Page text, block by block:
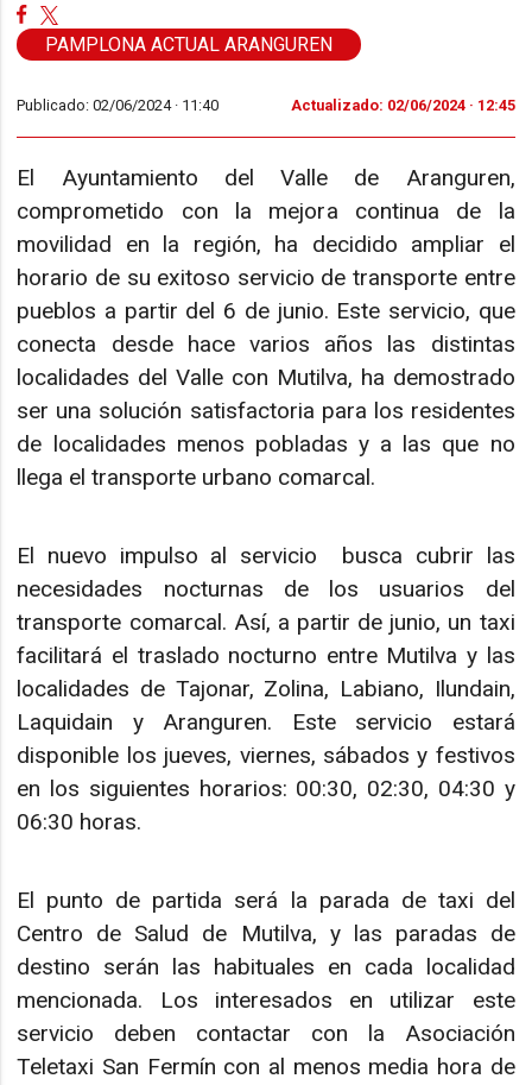
PAMPLONA ACTUAL ARANGUREN
Publicado: 02/06/2024 · 11:40 Actualizado: 02/06/2024 · 12:45
El Ayuntamiento del Valle de Aranguren,
comprometido con la mejora continua de la
movilidad en la región, ha decidido ampliar el
horario de su exitoso servicio de transporte entre
pueblos a partir del 6 de junio. Este servicio, que
conecta desde hace varios años las distintas
localidades del Valle con Mutilva, ha demostrado
ser una solución satisfactoria para los residentes
de localidades menos pobladas y a las que no
llega el transporte urbano comarcal.
El nuevo impulso al servicio busca cubrir las
necesidades nocturnas de los usuarios del
transporte comarcal. Así, a partir de junio, un taxi
facilitará el traslado nocturno entre Mutilva y las
localidades de Tajonar, Zolina, Labiano, Ilundain,
Laquidain y Aranguren. Este servicio estará
disponible los jueves, viernes, sábados y festivos
en los siguientes horarios: 00:30, 02:30, 04:30 y
06:30 horas.
El punto de partida será la parada de taxi del
Centro de Salud de Mutilva, y las paradas de
destino serán las habituales en cada localidad
mencionada. Los interesados en utilizar este
servicio deben contactar con la Asociación
Teletaxi San Fermín con al menos media hora de